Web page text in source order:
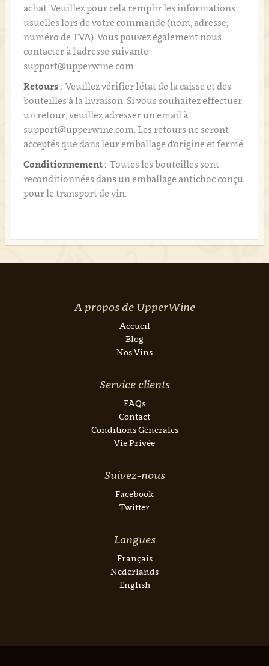
achat. Veuillez pour cela remplir les informations
usuelles lors de votre commande (nom, adresse,
numéro de TVA). Vous pouvez également nous
contacter à l'adresse suivante :
support@upperwine.com.
Retours : Veuillez vérifier l'état de la caisse et des
bouteilles à la livraison. Si vous souhaitez effectuer
un retour, veuillez adresser un email à
support@upperwine.com. Les retours ne seront
acceptés que dans leur emballage d'origine et fermé.
Conditionnement : Toutes les bouteilles sont
reconditionnées dans un emballage antichoc conçu
pour le transport de vin.
A propos de UpperWine
Accueil
Blog
Nos Vins
Service clients
FAQs
Contact
Conditions Générales
Vie Privée
Suivez-nous
Facebook
Twitter
Langues
Français
Nederlands
English